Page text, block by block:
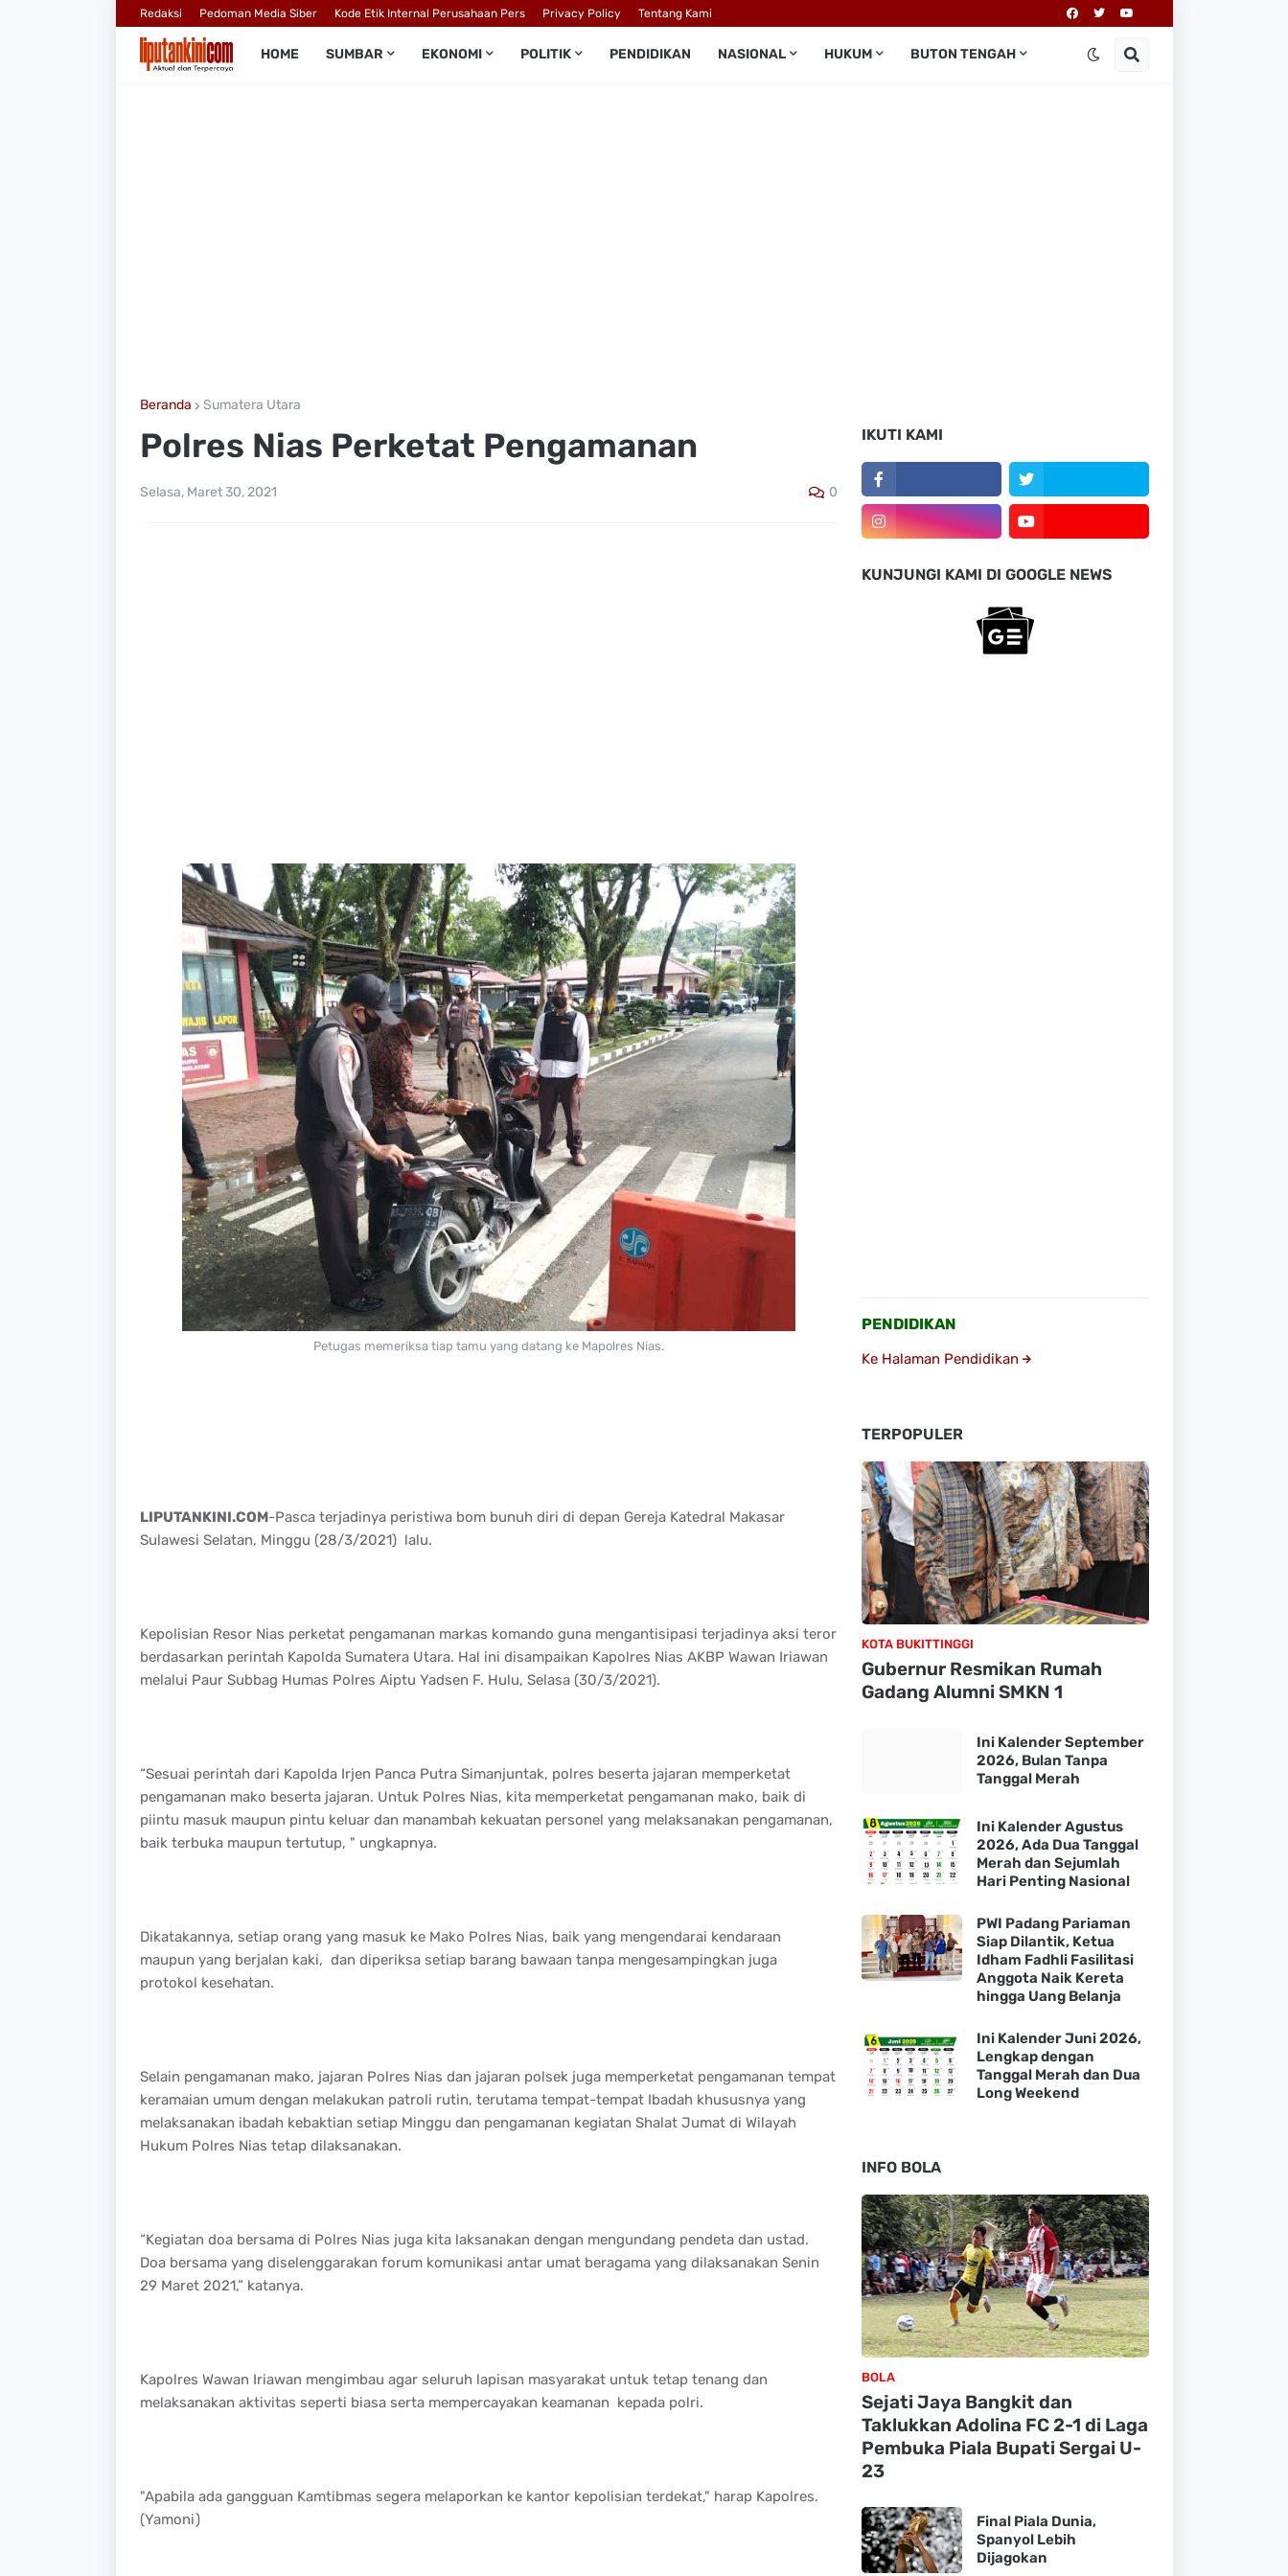
Redaksi Pedoman Media Siber Kode Etik Internal Perusahaan Pers Privacy Policy Tentang Kami
HOME SUMBAR EKONOMI POLITIK PENDIDIKAN NASIONAL HUKUM BUTON TENGAH
Beranda Sumatera Utara
Polres Nias Perketat Pengamanan
Selasa, Maret 30, 2021 0
Petugas memeriksa tiap tamu yang datang ke Mapolres Nias.
LIPUTANKINI.COM-Pasca terjadinya peristiwa bom bunuh diri di depan Gereja Katedral Makasar
Sulawesi Selatan, Minggu (28/3/2021) lalu.
Kepolisian Resor Nias perketat pengamanan markas komando guna mengantisipasi terjadinya aksi teror
berdasarkan perintah Kapolda Sumatera Utara. Hal ini disampaikan Kapolres Nias AKBP Wawan Iriawan
melalui Paur Subbag Humas Polres Aiptu Yadsen F. Hulu, Selasa (30/3/2021).
“Sesuai perintah dari Kapolda Irjen Panca Putra Simanjuntak, polres beserta jajaran memperketat
pengamanan mako beserta jajaran. Untuk Polres Nias, kita memperketat pengamanan mako, baik di
piintu masuk maupun pintu keluar dan manambah kekuatan personel yang melaksanakan pengamanan,
baik terbuka maupun tertutup, " ungkapnya.
Dikatakannya, setiap orang yang masuk ke Mako Polres Nias, baik yang mengendarai kendaraan
maupun yang berjalan kaki, dan diperiksa setiap barang bawaan tanpa mengesampingkan juga
protokol kesehatan.
Selain pengamanan mako, jajaran Polres Nias dan jajaran polsek juga memperketat pengamanan tempat
keramaian umum dengan melakukan patroli rutin, terutama tempat-tempat Ibadah khususnya yang
melaksanakan ibadah kebaktian setiap Minggu dan pengamanan kegiatan Shalat Jumat di Wilayah
Hukum Polres Nias tetap dilaksanakan.
“Kegiatan doa bersama di Polres Nias juga kita laksanakan dengan mengundang pendeta dan ustad.
Doa bersama yang diselenggarakan forum komunikasi antar umat beragama yang dilaksanakan Senin
29 Maret 2021,” katanya.
Kapolres Wawan Iriawan mengimbau agar seluruh lapisan masyarakat untuk tetap tenang dan
melaksanakan aktivitas seperti biasa serta mempercayakan keamanan kepada polri.
"Apabila ada gangguan Kamtibmas segera melaporkan ke kantor kepolisian terdekat," harap Kapolres.
(Yamoni)
IKUTI KAMI
KUNJUNGI KAMI DI GOOGLE NEWS
PENDIDIKAN
Ke Halaman Pendidikan
TERPOPULER
KOTA BUKITTINGGI
Gubernur Resmikan Rumah
Gadang Alumni SMKN 1
Ini Kalender September
2026, Bulan Tanpa
Tanggal Merah
Ini Kalender Agustus
2026, Ada Dua Tanggal
Merah dan Sejumlah
Hari Penting Nasional
PWI Padang Pariaman
Siap Dilantik, Ketua
Idham Fadhli Fasilitasi
Anggota Naik Kereta
hingga Uang Belanja
Ini Kalender Juni 2026,
Lengkap dengan
Tanggal Merah dan Dua
Long Weekend
INFO BOLA
BOLA
Sejati Jaya Bangkit dan
Taklukkan Adolina FC 2-1 di Laga
Pembuka Piala Bupati Sergai U-
23
Final Piala Dunia,
Spanyol Lebih
Dijagokan